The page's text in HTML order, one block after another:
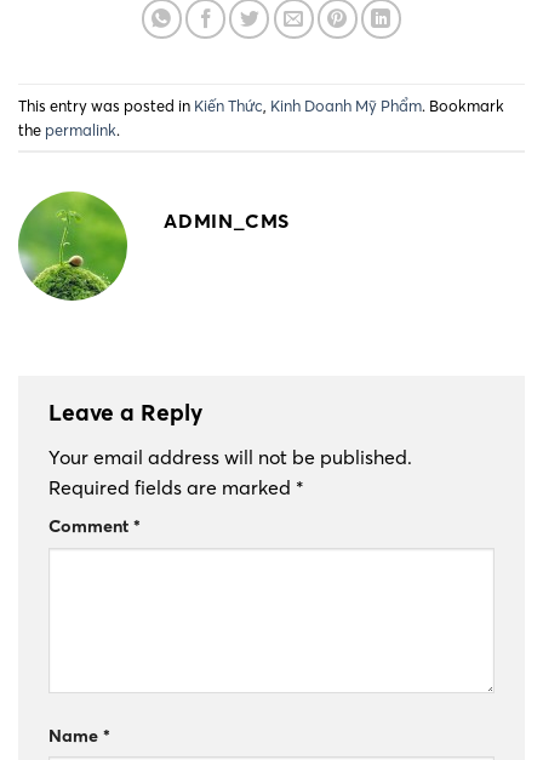
This entry was posted in Kiến Thức Kinh Doanh Mỹ Phẩm. Bookmark
the permalink.
ADMIN_CMS
Leave a Reply
Your email address will not be published.
Required fields are marked *
Comment *
Name *